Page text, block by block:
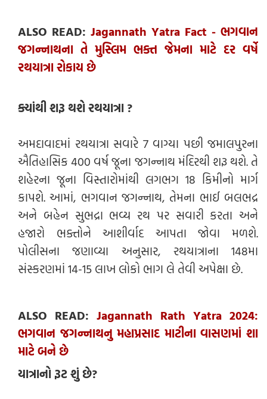
ALSO READ: Jagannath Yatra Fact - ભગવાન
જગન્નાથના તે મુસ્લિમ ભક્ત જેમના માટે દર વર્ષે
રથયાત્રા રોકાય છે
ક્યાંથી શરૂ થશે રથયાત્રા ?
અમદાવાદમાં રથયાત્રા સવારે 7 વાગ્યા પછી જમાલપુરના
ઐતિહાસિક 400 વર્ષ જૂના જગન્નાથ મંદિરથી શરૂ થશે. તે
શહેરના જૂના વિસ્તારોમાંથી લગભગ 18 કિમીનો માર્ગ
કાપશે. આમાં, ભગવાન જગન્નાથ, તેમના ભાઈ બલભદ્ર
અને બહેન સુભદ્રા ભવ્ય રથ પર સવારી કરતા અને
હજારો ભક્તોને આશીર્વાદ આપતા જોવા મળશે.
પોલીસના જણાવ્યા અનુસાર, રથયાત્રાના 148મા
સંસ્કરણમાં 14-15 લાખ લોકો ભાગ લે તેવી અપેક્ષા છે.
ALSO READ: Jagannath Rath Yatra 2024:
ભગવાન જગન્નાથનુ મહાપ્રસાદ માટીના વાસણમાં શા
માટે બને છે
યાત્રાનો રૂટ શું છે?